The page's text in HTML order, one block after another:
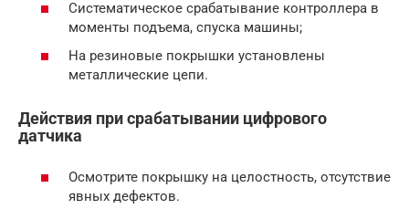
Систематическое срабатывание контроллера в
моменты подъема, спуска машины;
На резиновые покрышки установлены
металлические цепи.
Действия при срабатывании цифрового
датчика
Осмотрите покрышку на целостность, отсутствие
явных дефектов.